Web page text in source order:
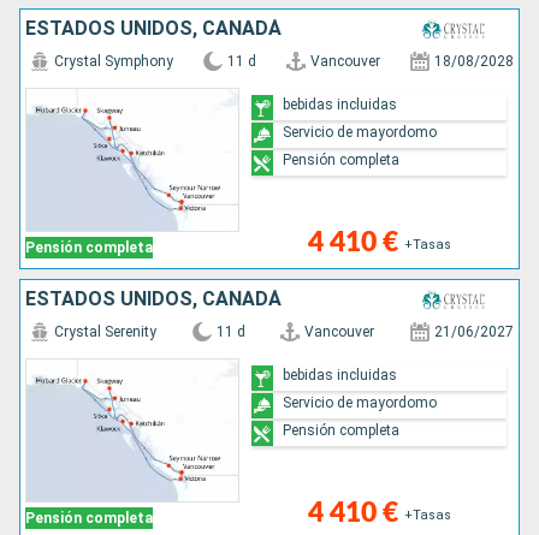
ESTADOS UNIDOS, CANADÁ
Pensión completa
Crystal Symphony 11 d Vancouver 18/08/2028
4 410 € +Tasas
bebidas incluidas
Servicio de mayordomo
Pensión completa
ESTADOS UNIDOS, CANADÁ
Pensión completa
Crystal Serenity 11 d Vancouver 21/06/2027
4 410 € +Tasas
bebidas incluidas
Servicio de mayordomo
Pensión completa